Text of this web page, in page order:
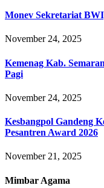
Monev Sekretariat
November 24, 2025
Kemenag Kab.
Pagi
November 24, 2025
Kesbangpol Gandeng
Pesantren Award 2026
November 21, 2025
Mimbar Agama